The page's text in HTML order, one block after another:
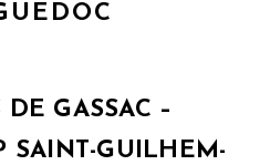
GASSAC –
SAINT-GUILHEM-